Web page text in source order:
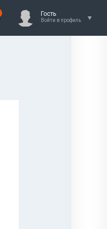
Гость
Войти в профиль